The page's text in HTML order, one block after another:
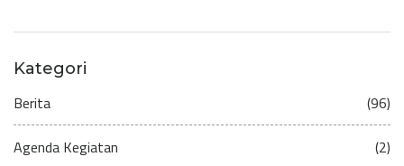
Kategori
Berita (96)
Agenda Kegiatan (2)